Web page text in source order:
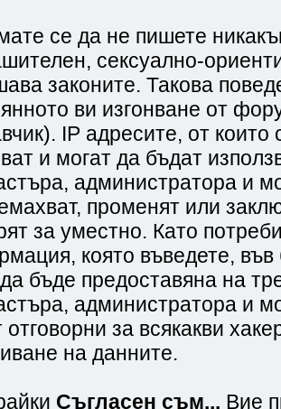
се да не пишете
сексуално-
законите. Такова
ви изгонване от
IP адресите, от
и могат да бъдат
администратора и
променят или
за уместно. Като
която въведете,
бъде предоставяна на
администратора и
отговорни за всякакви
на данните.
Съгласен съм... Вие